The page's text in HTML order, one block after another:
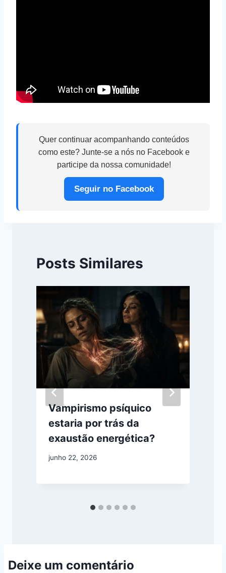
Quer continuar acompanhando conteúdos
como este? Junte-se a nós no Facebook e
participe da nossa comunidade!
Seguir no Facebook
Posts Similares
Vampirismo psíquico
estaria por trás da
exaustão energética?
junho 22, 2026
Deixe um comentário